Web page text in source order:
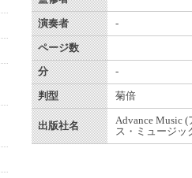
演奏者 -
ページ数
分 -
判型 菊倍
出版社名
Advance Music (
ス・ミュージッ